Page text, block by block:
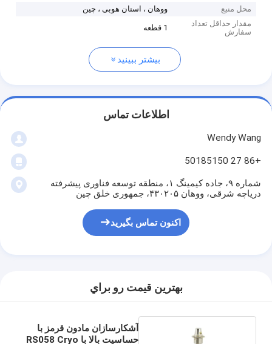
محل منبع
ووهان ، استان هوبی ، چین
مقدار حداقل تعداد
سفارش
1 قطعه
بیشتر ببینید
اطلاعات تماس
Wendy Wang
+86 27 50185150
شماره ۹، جاده کیمینگ ۱، منطقه توسعه فناوری پیشرفته
دریاچه شرقی، ووهان ۴۳۰۲۰۵، جمهوری خلق چین
اکنون تماس بگیرید
بهترين قيمت رو براي
آشکارسازان مادون قرمز با
حساسیت بالا با RS058 Cryo